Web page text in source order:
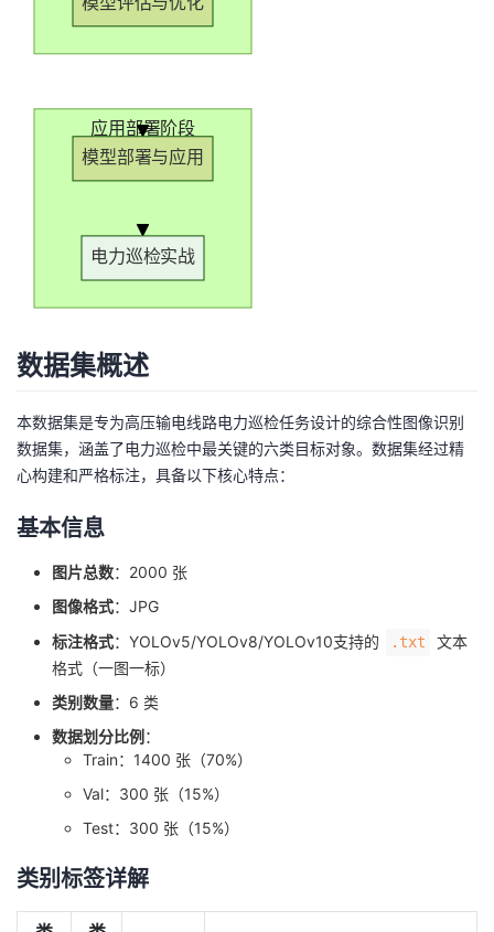
应用部署阶段
模型部署与应用
电力巡检实战
数据集概述
本数据集是专为高压输电线路电力巡检任务设计的综合性图像识别
数据集，涵盖了电力巡检中最关键的六类目标对象。数据集经过精
心构建和严格标注，具备以下核心特点：
基本信息
图片总数：2000 张
图像格式：JPG
标注格式：YOLOv5/YOLOv8/YOLOv10支持的 .txt
文本
格式（一图一标）
类别数量：6 类
数据划分比例 ：
Train：1400 张（70%）
Val：300 张（15%）
Test：300 张（15%）
类别标签详解